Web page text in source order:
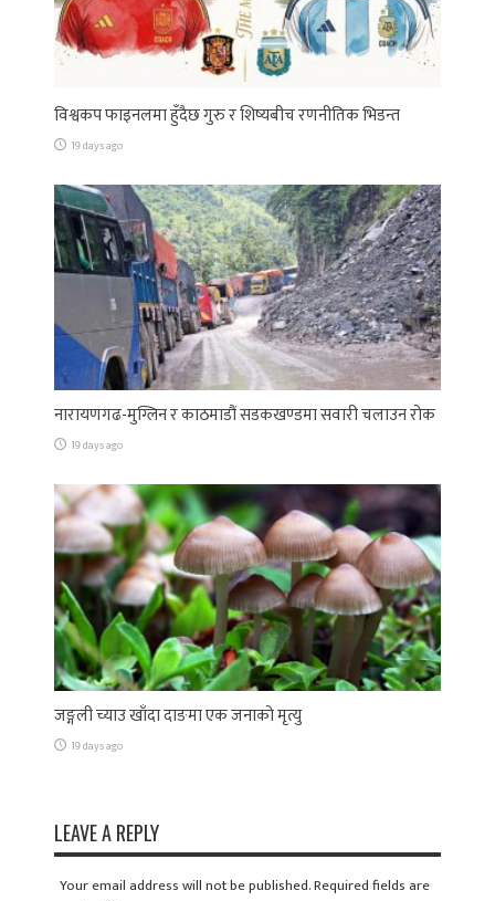
विश्वकप फाइनलमा हुँदैछ गुरु र शिष्यबीच रणनीतिक भिडन्त
19 days ago
नारायणगढ-मुग्लिन र काठमाडौं सडकखण्डमा सवारी चलाउन रोक
19 days ago
जङ्गली च्याउ खाँदा दाङमा एक जनाको मृत्यु
19 days ago
LEAVE A REPLY
Your email address will not be published. Required fields are